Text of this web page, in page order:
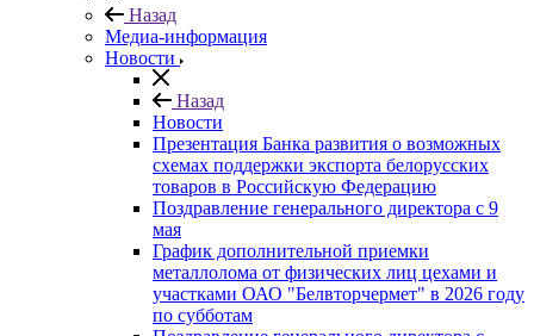
Назад
Медиа-информация
Новости
Назад
Новости
Презентация Банка развития о возможных
схемах поддержки экспорта белорусских
товаров в Российскую Федерацию
Поздравление генерального директора с 9
мая
График дополнительной приемки
металлолома от физических лиц цехами и
участками ОАО "Белвторчермет" в 2026 году
по субботам